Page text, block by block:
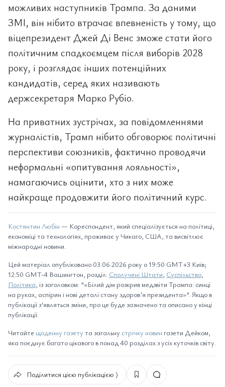
можливих наступників Трампа. За даними
ЗМІ, він нібито втрачає впевненість у тому, що
віцепрезидент Джей Ді Венс зможе стати його
політичним спадкоємцем після виборів 2028
року, і розглядає інших потенційних
кандидатів, серед яких називають
держсекретаря Марко Рубіо.
На приватних зустрічах, за повідомленнями
журналістів, Трамп нібито обговорює політичні
перспективи союзників, фактично проводячи
неформальні «опитування лояльності»,
намагаючись оцінити, хто з них може
найкраще продовжити його політичний курс.
Костянтин Любін — Кореспондент, який спеціалізується на політиці,
економіці та технологіях, проживає у Чикаго, США, та висвітлює
міжнародні новини.
Цей матеріал опубліковано 03.06.2026 року о 19:50 GMT+3 Київ;
12:50 GMT-4 Вашингтон, розділ: Сполучені Штати, Суспільство,
Політика, із заголовком: "«Білий дім розкрив медзвіти Трампа: синці
на руках, аспірин і нові деталі стану здоров’я президента»". Якщо в
публікації з'являться зміни, про це буде зазначено та описано у кінці
публікації.
Читайте щоденну газету та загальну стрічку новин газети Дейком,
яка поєднує багато цікавого в понад 40 розділах з усіх куточків світу.
Поділитися цією публікацією ⟩